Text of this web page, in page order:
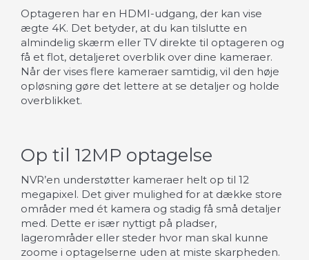
Optageren har en HDMI-udgang, der kan vise
ægte 4K. Det betyder, at du kan tilslutte en
almindelig skærm eller TV direkte til optageren og
få et flot, detaljeret overblik over dine kameraer.
Når der vises flere kameraer samtidig, vil den høje
opløsning gøre det lettere at se detaljer og holde
overblikket.
Op til 12MP optagelse
NVR’en understøtter kameraer helt op til 12
megapixel. Det giver mulighed for at dække store
områder med ét kamera og stadig få små detaljer
med. Dette er især nyttigt på pladser,
lagerområder eller steder hvor man skal kunne
zoome i optagelserne uden at miste skarpheden.